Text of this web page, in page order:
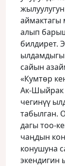
аймактагы
алып
билдирет.
ылдамдыгы
сайын
«Кумтөр
Ак-Шыйрак
чегинүү
табылган.
дагы тоо-
чаңдын
конушуна
экендигин